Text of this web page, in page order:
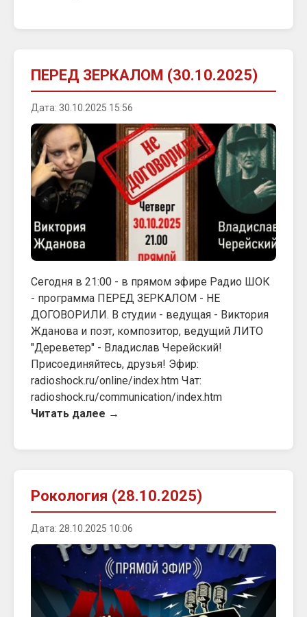
ПЕРЕД ЗЕРКАЛОМ (30.10.2025)
Дата: 30.10.2025 15:56
Сегодня в 21:00 - в прямом эфире Радио ШОК
- программа ПЕРЕД ЗЕРКАЛОМ - НЕ
ДОГОВОРИЛИ. В студии - ведущая - Виктория
Жданова и поэт, композитор, ведущий ЛИТО
"Дереветер" - Владислав Черейский!
Присоединяйтесь, друзья! Эфир:
radioshock.ru/online/index.htm Чат:
radioshock.ru/communication/index.htm
Читать далее →
Рокология (28.10.2025)
Дата: 28.10.2025 10:06